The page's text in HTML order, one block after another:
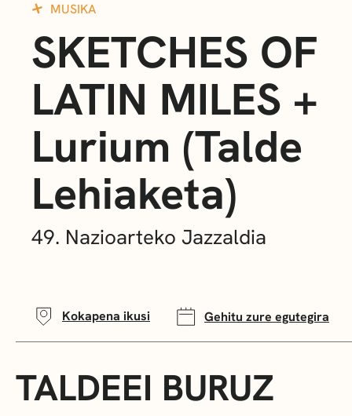
MUSIKA
SKETCHES OF
LATIN MILES +
Lurium (Talde
Lehiaketa)
49. Nazioarteko Jazzaldia
Kokapena ikusi Gehitu zure egutegira
TALDEEI BURUZ